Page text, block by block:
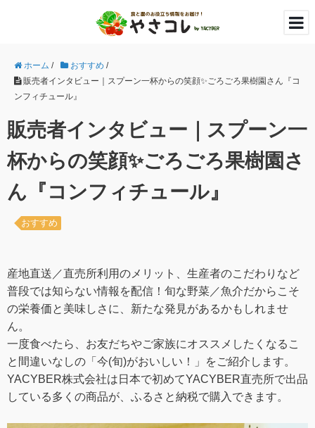
ホーム / おすすめ /
販売者インタビュー｜スプーン一杯からの笑顔✨ごろごろ果樹園さん『コ
ンフィチュール』
販売者インタビュー｜スプーン一
杯からの笑顔✨ごろごろ果樹園さ
ん『コンフィチュール』
おすすめ
産地直送／直売所利用のメリット、生産者のこだわりなど
普段では知らない情報を配信！旬な野菜／魚介だからこそ
の栄養価と美味しさに、新たな発見があるかもしれませ
ん。
一度食べたら、お友だちやご家族にオススメしたくなるこ
と間違いなしの「今(旬)がおいしい！」をご紹介します。
YACYBER株式会社は日本で初めてYACYBER直売所で出品
している多くの商品が、ふるさと納税で購入できます。